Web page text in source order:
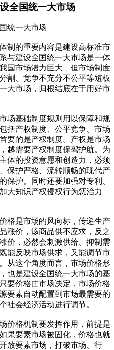
全国统一大市场
统一大市场
制的重要内容是建设高标准市
与建设全国统一大市场是一体
国市场潜力巨大，但市场制度
割、竞争不充分不公平等短板
大市场，归根结底在于用好市
场基础制度规则用以保障和规
括产权制度、公平竞争、市场
要的是产权制度。产权是市场
越需要产权制度保驾护航。为
体的投资意愿和创造力，必须
保护严格、流转顺畅的现代产
保护。同时还要加强对专利、
大知识产权侵权行为惩治力
格是市场的风向标，传递生产
涨价，该商品供不应求，反之
价，必然会刺激供给、抑制需
能反映市场供求，又能调节市
从这个角度而言，市场价格形
也是建设全国统一大市场的基
要价格由市场决定，市场价格
要素自动配置到市场最需要的
社会经济活动进行调节。
价格机制要发挥作用，前提是
果要素市场被固化，价格也就
放要素市场，打破市场、行